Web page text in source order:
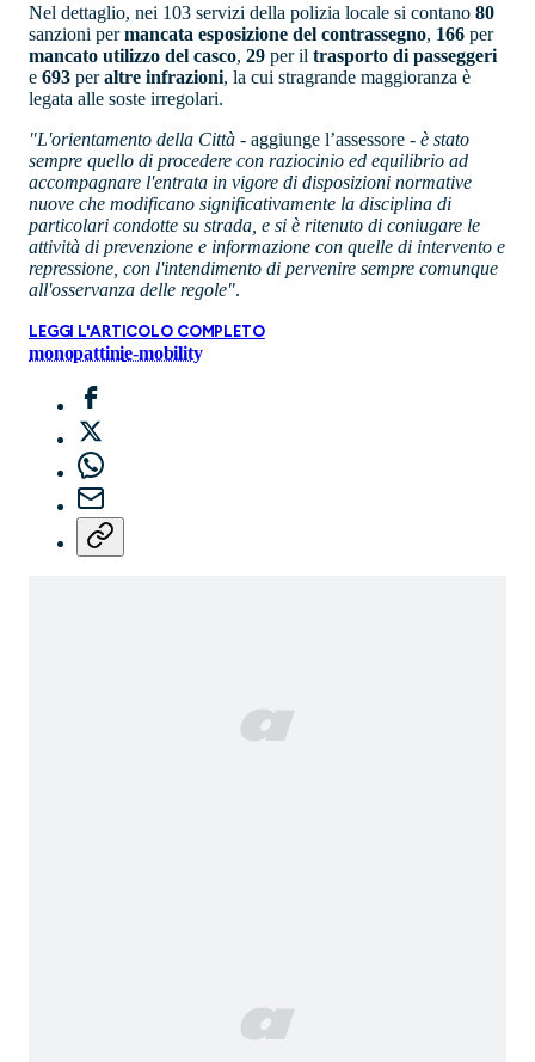
Nel dettaglio, nei 103 servizi della polizia locale si contano 80
sanzioni permancata esposizione del contrassegno, 166 per
mancato utilizzo del casco, 29 per il trasporto di passeggeri
e 693 peraltre infrazioni, la cui stragrande maggioranza è
legata alle soste irregolari.
"L'orientamento della Città - aggiunge l’assessore - è stato
sempre quello di procedere con raziocinio ed equilibrio ad
accompagnare l'entrata in vigore di disposizioni normative
nuove che modificano significativamente la disciplina di
particolari condotte su strada, e si è ritenuto di coniugare le
attività di prevenzione e informazione con quelle di intervento e
repressione, con l'intendimento di pervenire sempre comunque
all'osservanza delle regole".
LEGGI L'ARTICOLO COMPLETO
monopattinie-mobility